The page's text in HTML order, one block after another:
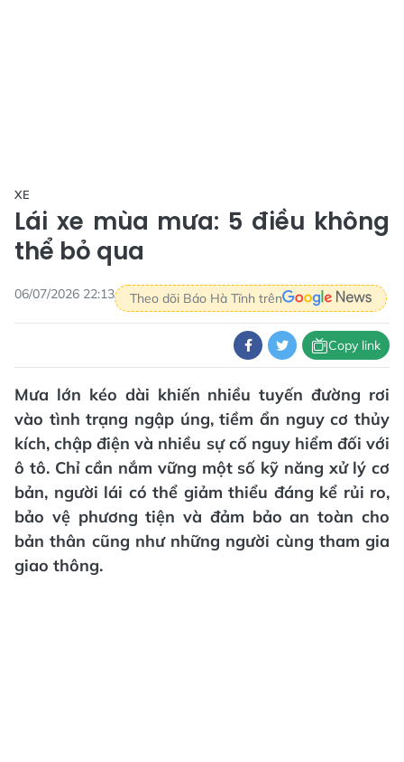
XE
Lái xe mùa mưa: 5 điều không
thể bỏ qua
06/07/2026 22:13 Theo dõi Báo Hà Tĩnh trên
Copy link
Mưa lớn kéo dài khiến nhiều tuyến đường rơi
vào tình trạng ngập úng, tiềm ẩn nguy cơ thủy
kích, chập điện và nhiều sự cố nguy hiểm đối với
ô tô. Chỉ cần nắm vững một số kỹ năng xử lý cơ
bản, người lái có thể giảm thiểu đáng kể rủi ro,
bảo vệ phương tiện và đảm bảo an toàn cho
bản thân cũng như những người cùng tham gia
giao thông.